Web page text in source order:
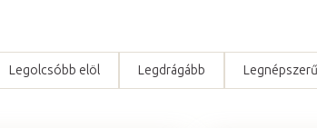
Legolcsóbb elöl Legdrágább